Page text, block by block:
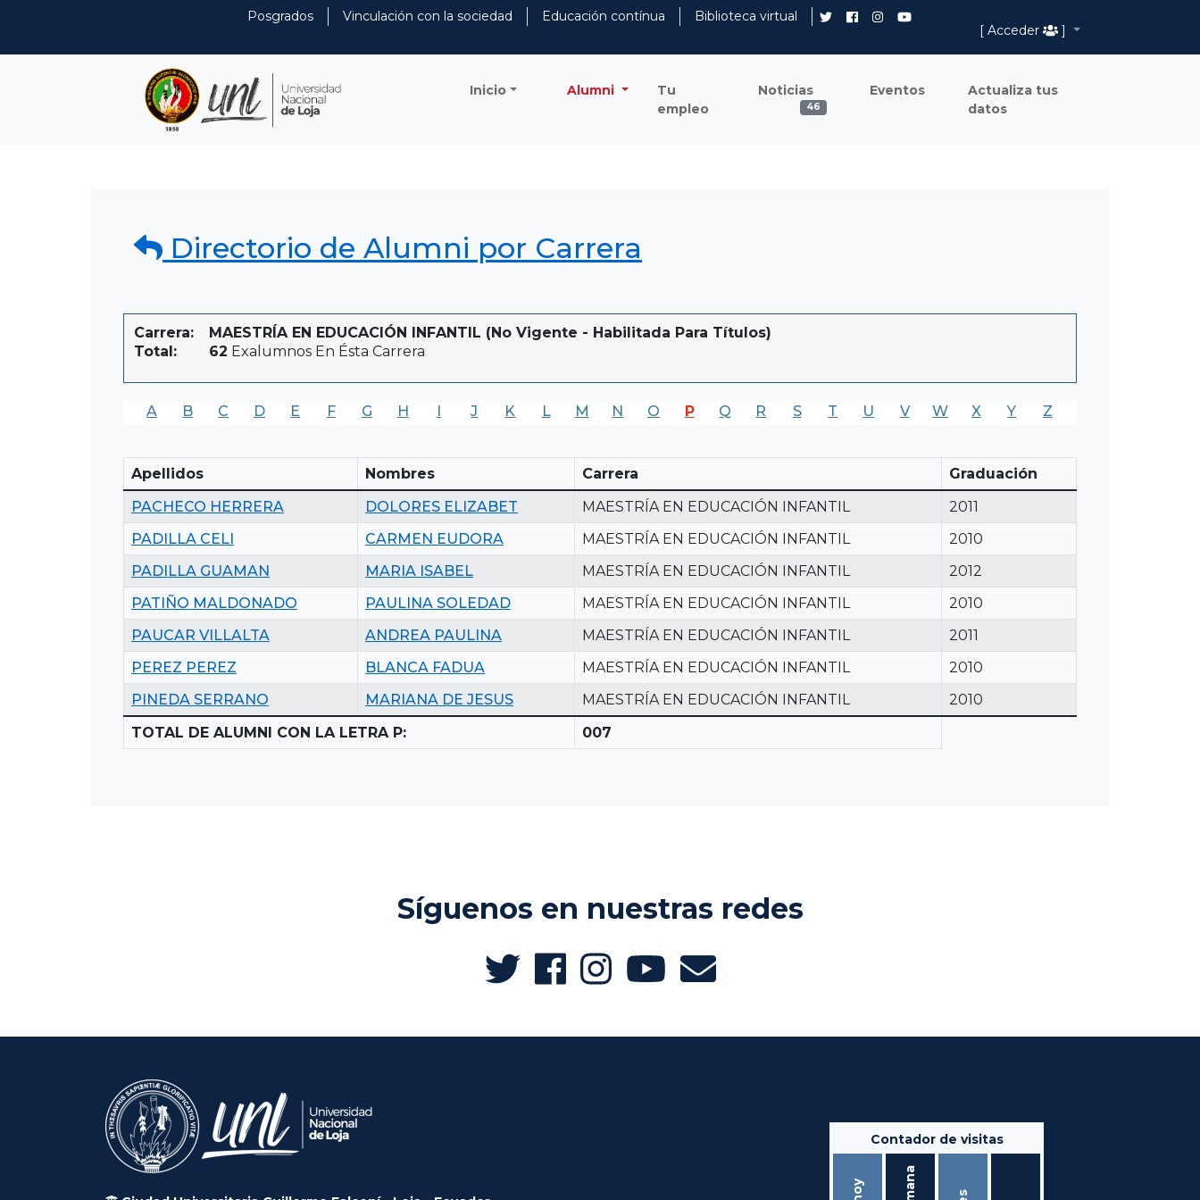
Posgrados Vinculación con la sociedad Educación contínua
Biblioteca virtual
[ Acceder
]
Inicio Alumni
Tu
empleo
Noticias
46
Eventos
Actualiza tus
datos
Directorio de Alumni por Carrera
Carrera:
MAESTRÍA EN EDUCACIÓN INFANTIL (No Vigente - Habilitada Para Títulos)
Total:
62 Exalumnos En Ésta Carrera
A B C D E F G H I J K L M N O P Q R S T U V W X Y Z
Apellidos Nombres Carrera
Graduación
PACHECO HERRERA
DOLORES ELIZABET MAESTRÍA EN EDUCACIÓN INFANTIL
2011
PADILLA CELI
CARMEN EUDORA MAESTRÍA EN EDUCACIÓN INFANTIL
2010
PADILLA GUAMAN
MARIA ISABEL MAESTRÍA EN EDUCACIÓN INFANTIL
2012
PATIÑO MALDONADO
PAULINA SOLEDAD MAESTRÍA EN EDUCACIÓN INFANTIL
2010
PAUCAR VILLALTA
ANDREA PAULINA MAESTRÍA EN EDUCACIÓN INFANTIL
2011
PEREZ PEREZ
BLANCA FADUA MAESTRÍA EN EDUCACIÓN INFANTIL
2010
PINEDA SERRANO
MARIANA DE JESUS MAESTRÍA EN EDUCACIÓN INFANTIL
2010
TOTAL DE ALUMNI CON LA LETRA P:
007
Síguenos en nuestras redes
Contador de visitas